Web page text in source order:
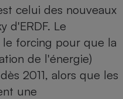
celui des nouveaux
d'ERDF. Le
forcing pour que la
de l'énergie)
2011, alors que les
une
bouteille
Banque
Matelas